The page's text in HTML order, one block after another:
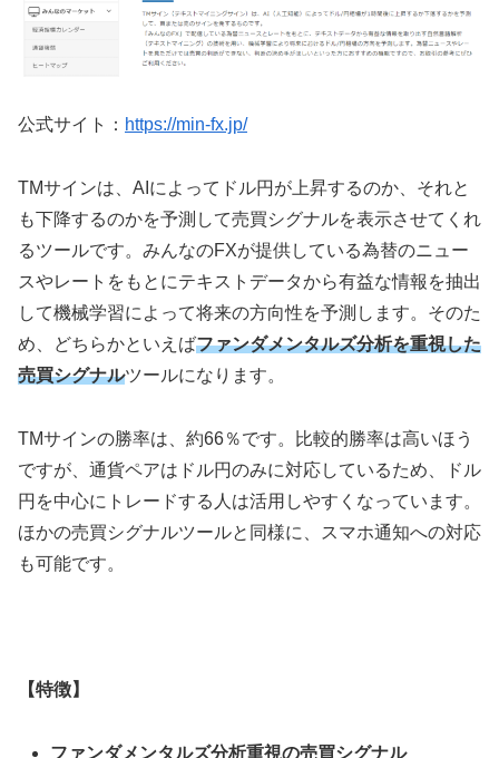
公式サイト： https://min-fx.jp/
TMサインは、 AI によってドル円が上昇するのか、それと
も下降するのかを予測して売買シグナルを表示させてくれ
るツールです。みんなのFXが提供している為替のニュー
スやレートをもとにテキストデータから有益な情報を抽出
して機械学習によって将来の方向性を予測します。そのた
め、どちらかといえばファンダメンタルズ分析を重視した
売買シグナルツールになります。
TMサインの勝率は、約66％です。比較的勝率は高いほう
ですが、通貨ペアはドル円のみに対応しているため、ドル
円を中心にトレードする人は活用しやすくなっています。
ほかの売買シグナルツールと同様に、スマホ通知への対応
も可能です。
【特徴】
ファンダメンタルズ分析重視の売買シグナル